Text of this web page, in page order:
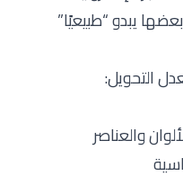
يبدو “طبيعيًا”
التحويل:
والعناصر